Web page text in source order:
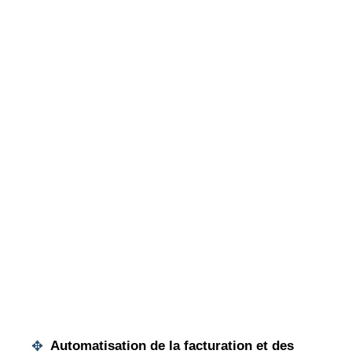
Automatisation de la facturation et des